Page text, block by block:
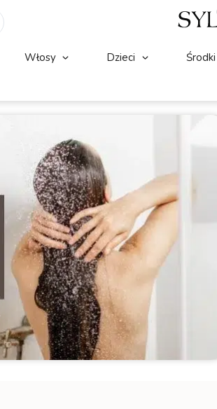
Włosy Dzieci